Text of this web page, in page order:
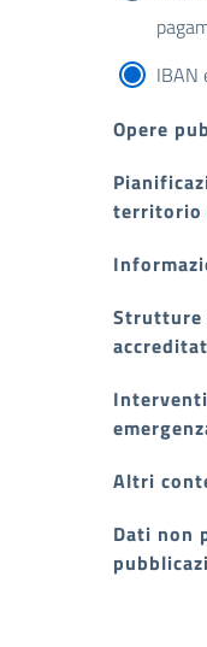
IBAN
Opere
territorio
Strutture
Altri
Dati non